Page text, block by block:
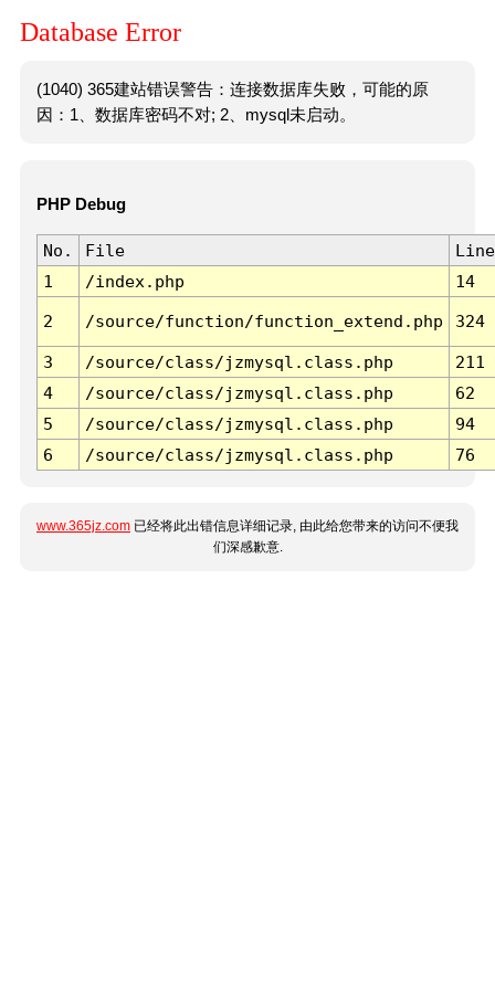
Database Error
(1040) 365建站错误警告：连接数据库失败，可能的原
因：1、数据库密码不对; 2、mysql未启动。
PHP Debug
No. File
Line
1
/index.php 14
2 /source/function/function_extend.php 324
3 /source/class/jzmysql.class.php
211
4
/source/class/jzmysql.class.php
62
5
/source/class/jzmysql.class.php
94
6
/source/class/jzmysql.class.php 76
www.365jz.com 已经将此出错信息详细记录, 由此给您带来的访问不便我
们深感歉意.